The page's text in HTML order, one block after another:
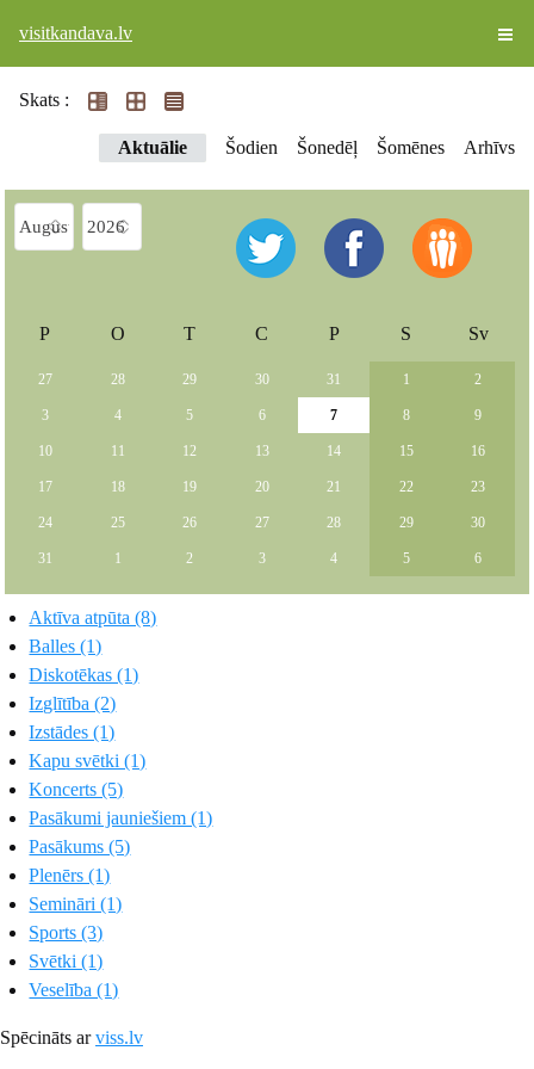
visitkandava.lv
Skats :
Aktuālie Šodien Šonedēļ Šomēnes Arhīvs
P O T C P S Sv
27 28 29 30 31 1 2
3 4 5 6 7 8 9
10 11 12 13 14 15 16
17 18 19 20 21 22 23
24 25 26 27 28 29 30
31 1 2 3 4 5 6
Aktīva atpūta (8)
Balles (1)
Diskotēkas (1)
Izglītība (2)
Izstādes (1)
Kapu svētki (1)
Koncerts (5)
Pasākumi jauniešiem (1)
Pasākums (5)
Plenērs (1)
Semināri (1)
Sports (3)
Svētki (1)
Veselība (1)
Spēcināts arviss.lv